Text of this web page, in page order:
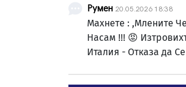
Румен 20.05.2026 18:38
Махнете : ,Млените
Насам !!! 😡
Италия - Отказа да